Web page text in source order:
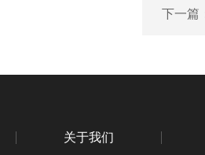
下一篇
关于我们